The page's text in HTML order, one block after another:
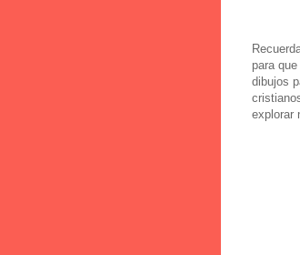
para
dibujos
explorar